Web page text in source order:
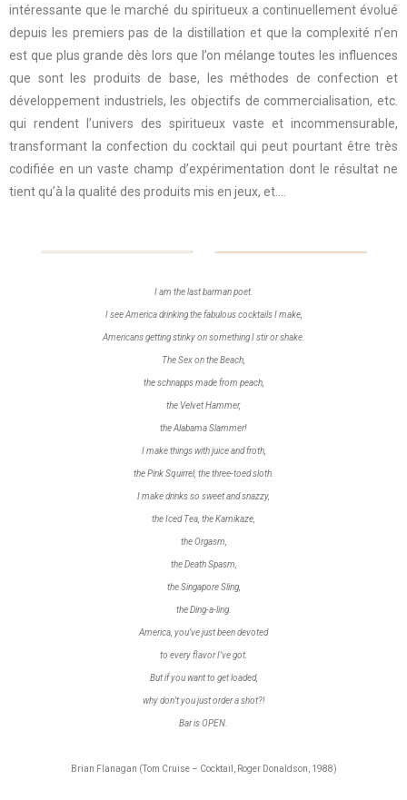
intéressante que le marché du spiritueux a continuellement évolué
depuis les premiers pas de la distillation et que la complexité n’en
est que plus grande dès lors que l’on mélange toutes les influences
que sont les produits de base, les méthodes de confection et
développement industriels, les objectifs de commercialisation, etc.
qui rendent l’univers des spiritueux vaste et incommensurable,
transformant la confection du cocktail qui peut pourtant être très
codifiée en un vaste champ d’expérimentation dont le résultat ne
tient qu’à la qualité des produits mis en jeux, et….
I am the last barman poet.
I see America drinking the fabulous cocktails I make,
Americans getting stinky on something I stir or shake.
The Sex on the Beach,
the schnapps made from peach,
the Velvet Hammer,
the Alabama Slammer!
I make things with juice and froth,
the Pink Squirrel, the three-toed sloth.
I make drinks so sweet and snazzy,
the Iced Tea, the Kamikaze,
the Orgasm,
the Death Spasm,
the Singapore Sling,
the Ding-a-ling.
America, you’ve just been devoted
to every flavor I’ve got.
But if you want to get loaded,
why don’t you just order a shot?!
Bar is OPEN.
Brian Flanagan (Tom Cruise – Cocktail, Roger Donaldson, 1988)